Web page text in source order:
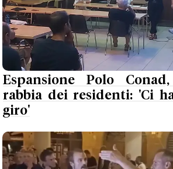
Espansione Polo
rabbia dei residenti: 'Ci
giro'